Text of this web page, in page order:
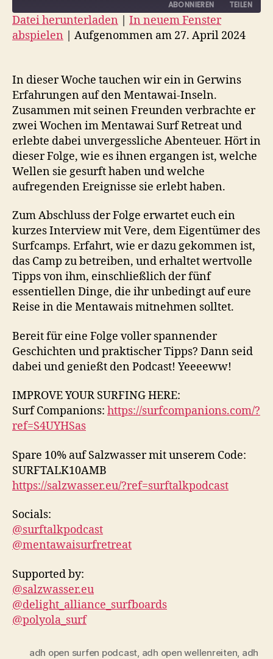
ABONNIEREN TEILEN
TEILEN
EMBED
Datei herunterladen
In neuem Fenster
abspielen
Aufgenommen am 27. April 2024
In dieser Woche tauchen wir ein in Gerwins
Erfahrungen auf den Mentawai-Inseln.
Zusammen mit seinen Freunden verbrachte er
zwei Wochen im Mentawai Surf Retreat und
erlebte dabei unvergessliche Abenteuer. Hört in
dieser Folge, wie es ihnen ergangen ist, welche
Wellen sie gesurft haben und welche
aufregenden Ereignisse sie erlebt haben.
Zum Abschluss der Folge erwartet euch ein
kurzes Interview mit Vere, dem Eigentümer des
Surfcamps. Erfahrt, wie er dazu gekommen ist,
das Camp zu betreiben, und erhaltet wertvolle
Tipps von ihm, einschließlich der fünf
essentiellen Dinge, die ihr unbedingt auf eure
Reise in die Mentawais mitnehmen solltet.
Bereit für eine Folge voller spannender
Geschichten und praktischer Tipps? Dann seid
dabei und genießt den Podcast! Yeeeeww!
IMPROVE YOUR SURFING HERE:
Surf Companions: https://surfcompanions.com/?
ref=S4UYHSas
Spare 10% auf Salzwasser mit unserem Code:
SURFTALK10AMB
https://salzwasser.eu/?ref=surftalkpodcast
Socials:
@surftalkpodcast
@mentawaisurfretreat
Supported by:
@salzwasser.eu
@delight_alliance_surfboards
@polyola_surf
adh open surfen podcast adh open wellenreiten adh